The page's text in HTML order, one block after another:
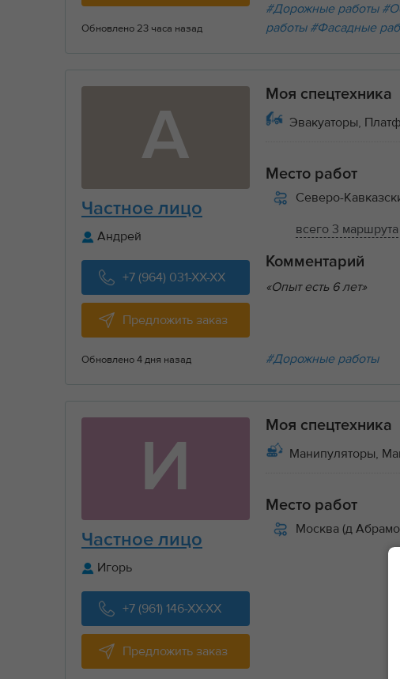
Обновлено 23 часа назад
#Дорожные работы
работы #Фасадные
А
Частное лицо
Андрей
+7 (964) 031-XX-XX
Предложить заказ
Обновлено 4 дня назад
Моя спецтехника
Эвакуаторы,
Место работ
Северо-
всего 3 маршрута
Комментарий
«Опыт есть 6 лет»
#Дорожные работы
И
Частное лицо
Игорь
+7 (961) 146-XX-XX
Предложить заказ
Моя спецтехника
Манипуляторы,
Место работ
Москва (д